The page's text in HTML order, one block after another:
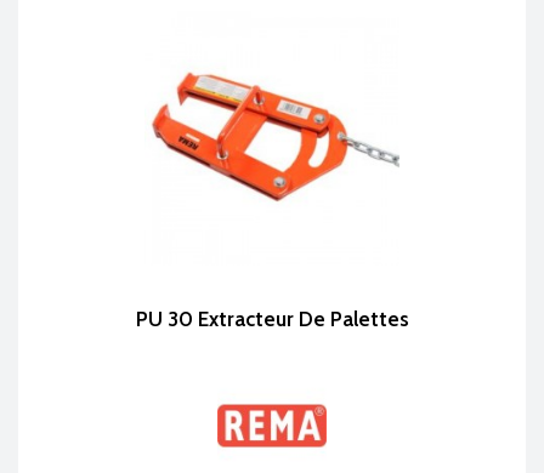
PU 30 Extracteur De Palettes